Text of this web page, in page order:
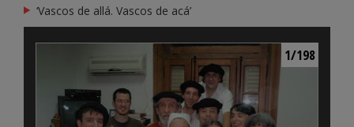
‘Vascos de allá. Vascos de acá’
1/198